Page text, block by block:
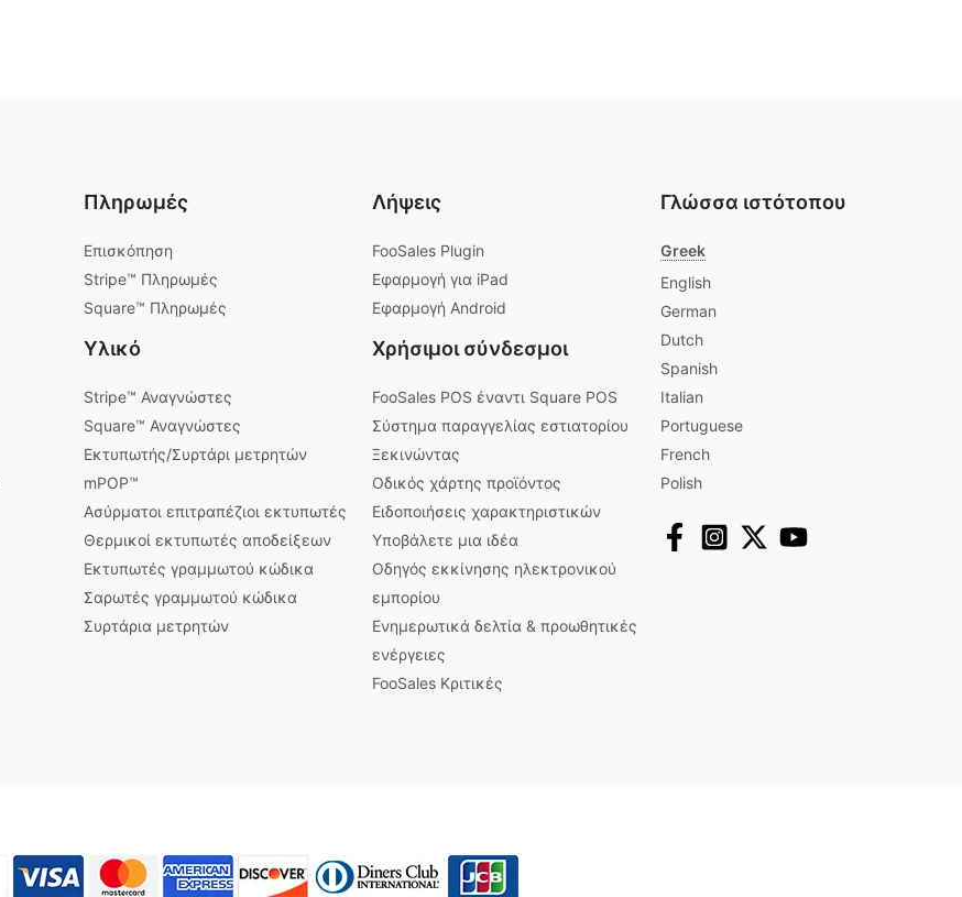
Πληρωμές
Επισκόπηση
Stripe™ Πληρωμές
Square™ Πληρωμές
Υλικό
Stripe™ Αναγνώστες
Square™ Αναγνώστες
Εκτυπωτής/Συρτάρι μετρητών
mPOP™
Ασύρματοι επιτραπέζιοι εκτυπωτές
Θερμικοί εκτυπωτές αποδείξεων
Εκτυπωτές γραμμωτού κώδικα
Σαρωτές γραμμωτού κώδικα
Συρτάρια μετρητών
Λήψεις
FooSales Plugin
Εφαρμογή για iPad
Εφαρμογή Android
Χρήσιμοι σύνδεσμοι
FooSales POS έναντι Square POS
Σύστημα παραγγελίας εστιατορίου
Ξεκινώντας
Οδικός χάρτης προϊόντος
Ειδοποιήσεις χαρακτηριστικών
Υποβάλετε μια ιδέα
Οδηγός εκκίνησης ηλεκτρονικού
εμπορίου
Ενημερωτικά δελτία & προωθητικές
ενέργειες
FooSales Κριτικές
Γλώσσα ιστότοπου
Greek
English
German
Dutch
Spanish
Italian
Portuguese
French
Polish